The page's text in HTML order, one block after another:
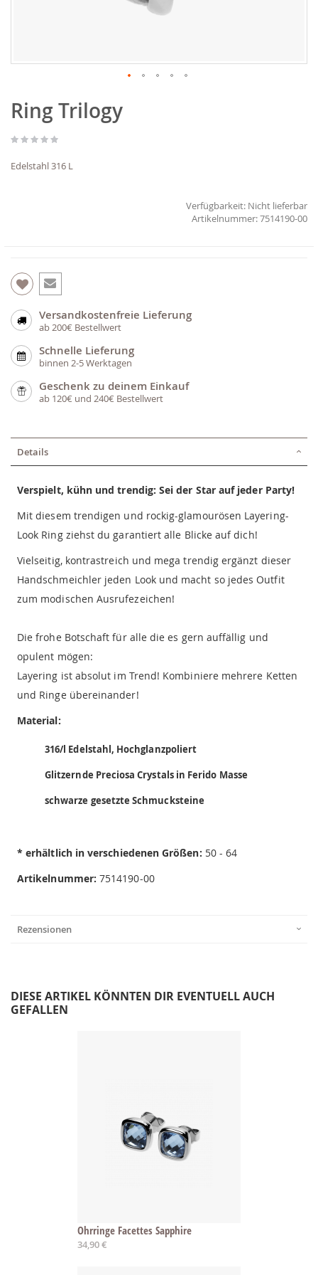
Anfang
der
springen
Ring Trilogy
Edelstahl 316 L
Verfügbarkeit: Nicht lieferbar
7514190-00
Versandkostenfreie Lieferung
ab 200€ Bestellwert
Schnelle Lieferung
binnen 2-5 Werktagen
Geschenk zu deinem Einkauf
ab 120€ und 240€ Bestellwert
Details
Verspielt, kühn und trendig: Sei der Star auf jeder Party!
Mit diesem trendigen und rockig-glamourösen Layering-
Look Ring ziehst du garantiert alle Blicke auf dich!
Vielseitig, kontrastreich und mega trendig ergänzt dieser
Handschmeichler jeden Look und macht so jedes Outfit
zum modischen Ausrufezeichen!
Die frohe Botschaft für alle die es gern auffällig und
opulent mögen:
Layering ist absolut im Trend! Kombiniere mehrere Ketten
und Ringe übereinander!
Material:
316/l Edelstahl, Hochglanzpoliert
Glitzernde Preciosa Crystals in Ferido Masse
schwarze gesetzte Schmucksteine
* erhältlich in verschiedenen Größen: 50 - 64
Artikelnummer: 7514190-00
Rezensionen
DIESE ARTIKEL KÖNNTEN DIR EVENTUELL AUCH
GEFALLEN
Ohrringe Facettes Sapphire
34,90 €